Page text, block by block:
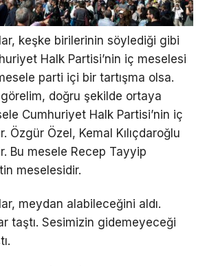
keşke birilerinin söylediği gibi
Halk Partisi’nin iç meselesi
parti içi bir tartışma olsa.
doğru şekilde ortaya
Cumhuriyet Halk Partisi’nin iç
Özgür Özel, Kemal Kılıçdaroğlu
Bu mesele Recep Tayyip
meselesidir.
meydan alabileceğini aldı.
taştı. Sesimizin gidemeyeceği